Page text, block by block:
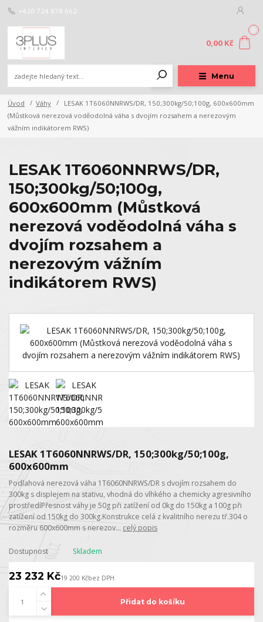
Menu
+420 724 878 662
0
0,00 Kč
Úvod Váhy
LESAK 1T6060NNRWS/DR, 150;300kg/50;100g, 600x600mm
(Můstková nerezová voděodolná váha s dvojím rozsahem a nerezovým
vážním indikátorem RWS)
LESAK 1T6060NNRWS/DR,
150;300kg/50;100g,
600x600mm (Můstková
nerezová voděodolná váha s
dvojím rozsahem a
nerezovým vážním
indikátorem RWS)
LESAK 1T6060NNRWS/DR, 150;300kg/50;100g,
600x600mm
Podlahová nerezová váha 1T6060NNRWS/DR s dvojím rozsahem do
300kg s displejem na stativu, vhodná do vlhkého a chemicky agresivního
prostředíPřesnost váhy je 50g při zatížení od 0kg do 150kg a 100g při
zatížení od 150kg do 300kg.Konstrukce celá z kvalitního nerezu tř.304 o
rozměru 600x600mm s nerezov... celý popis
Dostupnost Skladem
23 232 Kč19 200 Kčbez DPH
Přidat do košíku